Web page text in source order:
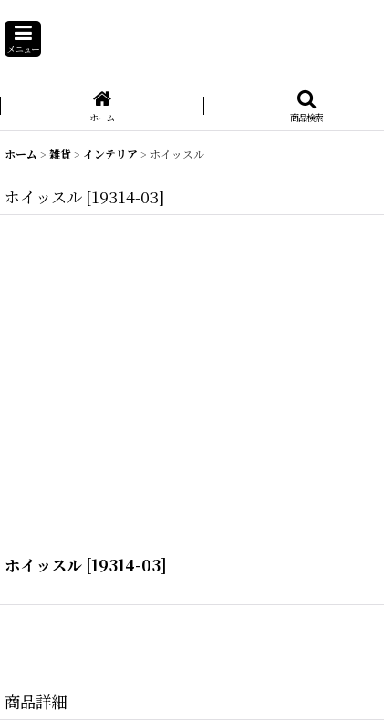
メニュー
ホーム 商品検索
ホーム > 雑貨> インテリア > ホイッスル
ホイッスル [19314-03]
ホイッスル [19314-03]
商品詳細